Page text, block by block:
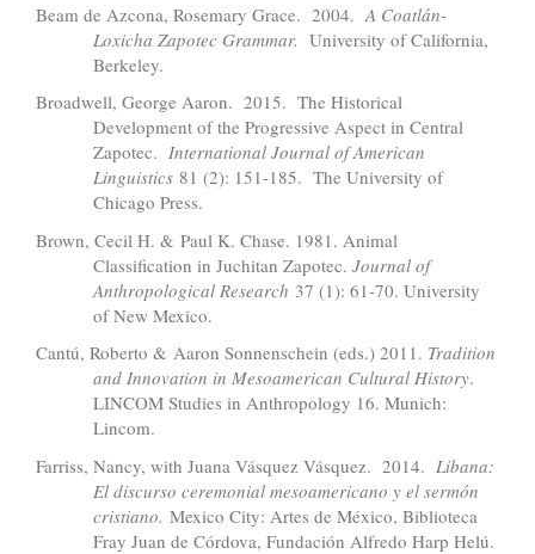
Beam de Azcona, Rosemary Grace. 2004. A Coatlán-
Loxicha Zapotec Grammar. University of California,
Berkeley.
Broadwell, George Aaron. 2015. The Historical
Development of the Progressive Aspect in Central
Zapotec. International Journal of American
Linguistics 81 (2): 151-185. The University of
Chicago Press.
Brown, Cecil H. & Paul K. Chase. 1981. Animal
Classification in Juchitan Zapotec. Journal of
Anthropological Research 37 (1): 61-70. University
of New Mexico.
Cantú, Roberto & Aaron Sonnenschein (eds.) 2011. Tradition
and Innovation in Mesoamerican Cultural History.
LINCOM Studies in Anthropology 16. Munich:
Lincom.
Farriss, Nancy, with Juana Vásquez Vásquez. 2014. Libana:
El discurso ceremonial mesoamericano y el sermón
cristiano. Mexico City: Artes de México, Biblioteca
Fray Juan de Córdova, Fundación Alfredo Harp Helú.